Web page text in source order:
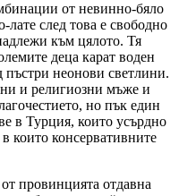
от невинно-бяло
след това е свободно
към цялото. Тя
деца карат воден
пъстри неонови светлини.
и религиозни мъже и
но пък един
в Турция, които усърдно
които консервативните
провинцията отдавна